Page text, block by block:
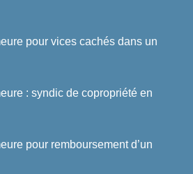
pour vices cachés dans un
: syndic de copropriété en
pour remboursement d’un